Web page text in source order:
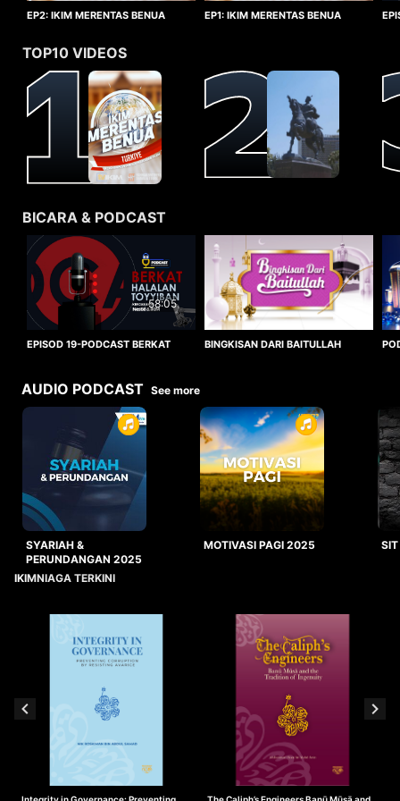
EP2: IKIM MERENTAS BENUA
EP1: IKIM MERENTAS BENUA
TOP10 VIDEOS
BICARA & PODCAST
58:05
EPISOD 19-PODCAST BERKAT
BINGKISAN DARI BAITULLAH
AUDIO PODCAST See more
SYARIAH &
PERUNDANGAN 2025
MOTIVASI PAGI 2025
IKIMNIAGA TERKINI